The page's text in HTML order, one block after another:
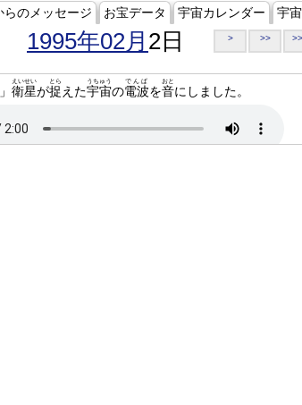
らのメッセージ お宝データ 宇宙カレンダー 宇
1995年02月 2日 > >>
衛星
えいせい
が捉
とら
えた宇宙
うちゅう
の電波
でんぱ
を音
おと
にしました。